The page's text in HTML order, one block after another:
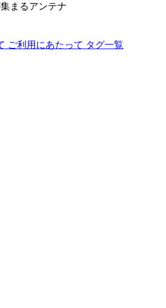
まるアンテナ
ご利用にあたって タグ一覧